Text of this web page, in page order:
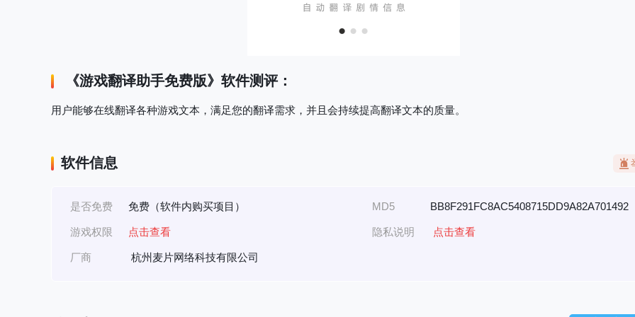
《游戏翻译助手免费版》软件测评：
用户能够在线翻译各种游戏文本，满足您的翻译需求，并且会持续提高翻译文本的质量。
软件信息
是否免费 免费（软件内购买项目） MD5 BB8F291FC8AC5408715DD9A82A701492
游戏权限 点击查看 隐私说明 点击查看
厂商 杭州麦片网络科技有限公司